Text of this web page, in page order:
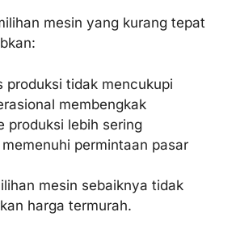
mesin yang kurang tepat
produksi tidak mencukupi
membengkak
produksi lebih sering
permintaan pasar
mesin sebaiknya tidak
harga termurah.